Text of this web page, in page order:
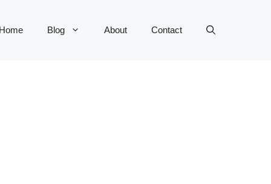
Blog About Contact